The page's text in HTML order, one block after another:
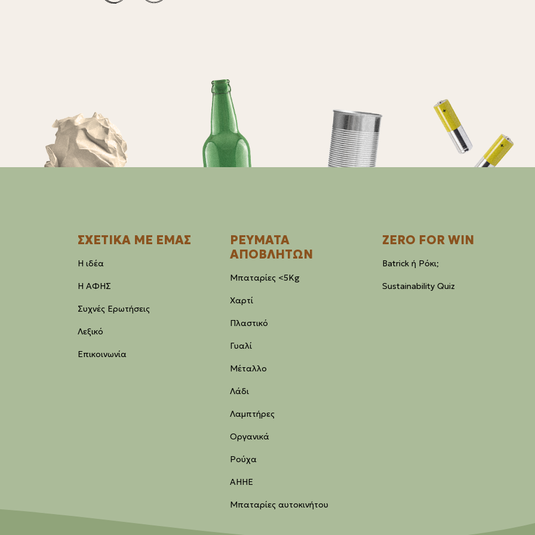
ΣΧΕΤΙΚΑ ΜΕ ΕΜΑΣ
Η ιδέα
Η ΑΦΗΣ
Συχνές Ερωτήσεις
Λεξικό
Επικοινωνία
ΡΕΥΜΑΤΑ
ΑΠΟΒΛΗΤΩΝ
Μπαταρίες <5Kg
Χαρτί
Πλαστικό
Γυαλί
Μέταλλο
Λάδι
Λαμπτήρες
Οργανικά
Ρούχα
ΑΗΗΕ
Μπαταρίες αυτοκινήτου
ZERO FOR WIN
Batrick ή Ρόκι;
Sustainability Quiz